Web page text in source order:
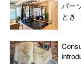
パー
とき